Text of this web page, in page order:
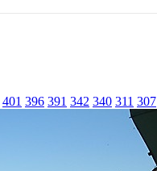
401 396 391 342 340 311 307